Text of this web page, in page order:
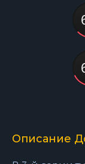
Описание